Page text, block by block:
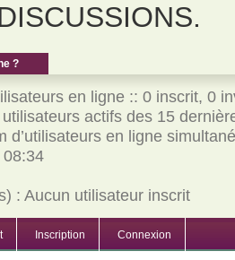
?
en ligne :: 0 inscrit, 0
actifs des 15
d’utilisateurs en ligne
: Aucun utilisateur inscrit
Inscription Connexion